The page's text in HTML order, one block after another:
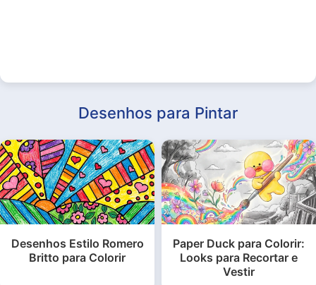
Desenhos para Pintar
Desenhos Estilo Romero
Britto para Colorir
Paper Duck para Colorir:
Looks para Recortar e
Vestir